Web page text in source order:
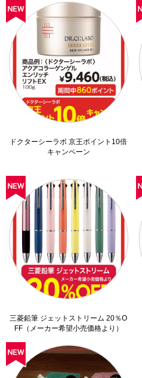
ドクターシーラボ 京王ポイント10倍
キャンペーン
三菱鉛筆 ジェットストリーム 20％O
FF（メーカー希望小売価格より）